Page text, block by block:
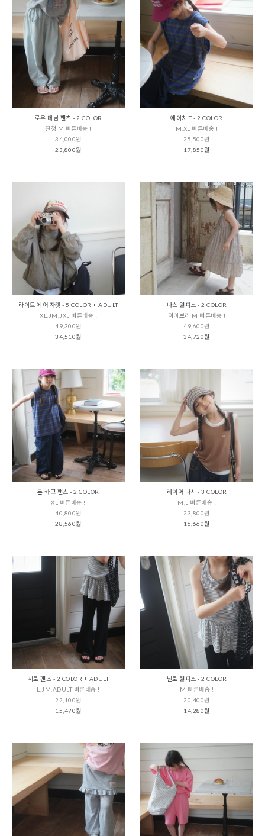
로우 데님 팬츠 - 2 COLOR
진청 M 빠른배송 !
34,000원
23,800원
에이치 T - 2 COLOR
M,XL 빠른배송 !
25,500원
17,850원
라이트 에어 자켓 - 5 COLOR + ADULT
XL,JM,JXL 빠른배송 !
49,300원
34,510원
나스 원피스 - 2 COLOR
아이보리 M 빠른배송 !
49,600원
34,720원
론 카고 팬츠 - 2 COLOR
XL 빠른배송 !
40,800원
28,560원
레이어 나시 - 3 COLOR
M,L 빠른배송 !
23,800원
16,660원
시로 팬츠 - 2 COLOR + ADULT
L,JM,ADULT 빠른배송 !
22,100원
15,470원
닐로 원피스 - 2 COLOR
M 빠른배송 !
20,400원
14,280원